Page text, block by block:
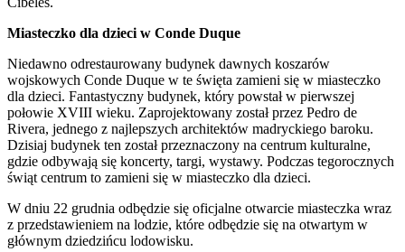
Miasteczko dla dzieci w Conde Duque
Niedawno odrestaurowany budynek dawnych koszarów
wojskowych Conde Duque w te święta zamieni się w miasteczko
dla dzieci. Fantastyczny budynek, który powstał w pierwszej
połowie XVIII wieku. Zaprojektowany został przez Pedro de
Rivera, jednego z najlepszych architektów madryckiego baroku.
Dzisiaj budynek ten został przeznaczony na centrum kulturalne,
gdzie odbywają się koncerty, targi, wystawy. Podczas tegorocznych
świąt centrum to zamieni się w miasteczko dla dzieci.
W dniu 22 grudnia odbędzie się oficjalne otwarcie miasteczka wraz
z przedstawieniem na lodzie, które odbędzie się na otwartym w
głównym dziedzińcu lodowisku.